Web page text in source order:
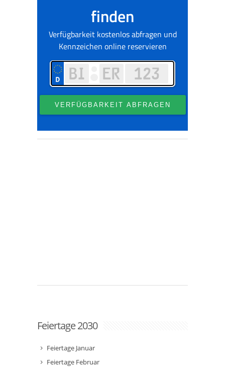
Feiertage 2030
Feiertage Januar
Feiertage Februar